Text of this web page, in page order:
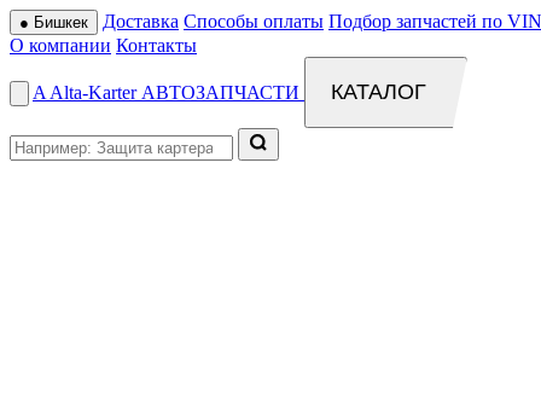
● Бишкек Доставка Способы оплаты Подбор запчастей по
О компании Контакты
A Alta-Karter АВТОЗАПЧАСТИ КАТАЛОГ